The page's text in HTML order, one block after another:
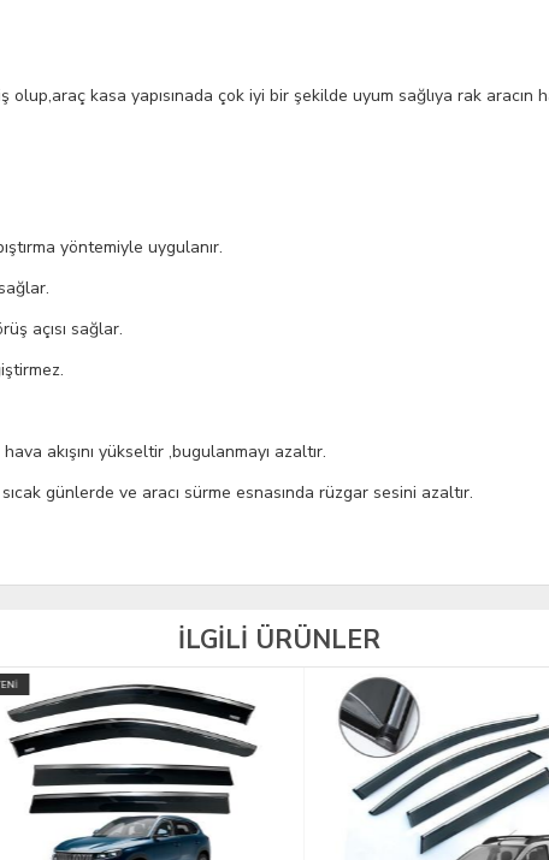
olup,araç kasa yapısınada çok iyi bir şekilde uyum sağlıya rak
yöntemiyle uygulanır.
açısı sağlar.
akışını yükseltir ,bugulanmayı azaltır.
sıcak günlerde ve aracı sürme esnasında rüzgar sesini azaltır.
İLGİLİ ÜRÜNLER